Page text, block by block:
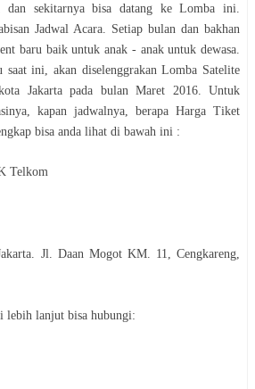
dan sekitarnya bisa datang keLomba
ini.
Jadwal Acara. Setiap bulan dan bakhan
baru baik untuk anak - anak untuk dewasa.
saat ini, akan diselenggrakanLomba Satelite
Jakartapada bulan Maret 2016. Untuk
kapan jadwalnya, berapa Harga Tiket
bisa anda lihat di bawah ini :
Telkom
Jl. Daan Mogot KM. 11, Cengkareng,
lebih lanjut bisa hubungi: